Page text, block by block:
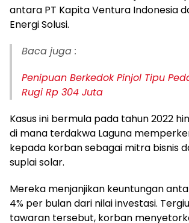
antara PT Kapita Ventura Indonesia
Energi Solusi.
Baca juga :
Penipuan Berkedok Pinjol Tipu
Rugi Rp 304 Juta
Kasus ini bermula pada tahun 2022
di mana terdakwa Laguna
kepada korban sebagai mitra bisnis
suplai solar.
Mereka menjanjikan keuntungan
4% per bulan dari nilai investasi.
tawaran tersebut, korban